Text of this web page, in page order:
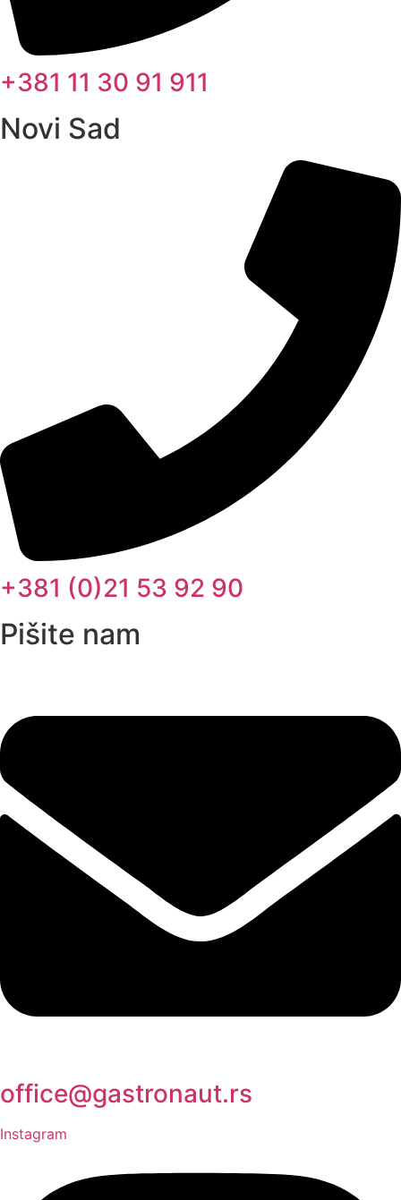
+381 11 30 91 911
Novi Sad
+381 (0)21 53 92 90
Pišite nam
office@gastronaut.rs
Instagram